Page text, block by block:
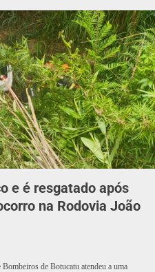
e é resgatado após
na Rodovia João
de Botucatu atendeu a uma